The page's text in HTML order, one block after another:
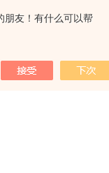
朋友！有什么可以帮